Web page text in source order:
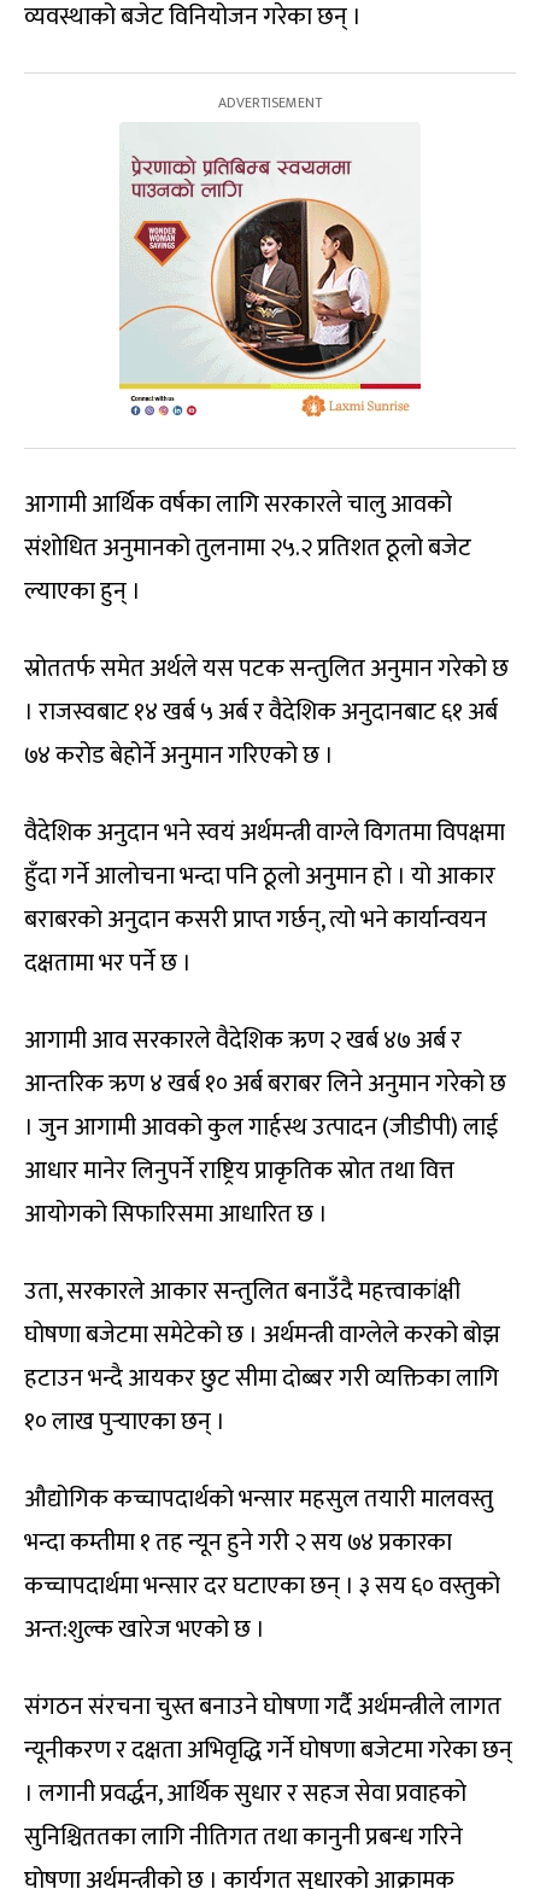
व्यवस्थाको बजेट विनियोजन गरेका छन् ।
आगामी आर्थिक वर्षका लागि सरकारले चालु आवको
संशोधित अनुमानको तुलनामा २५.२ प्रतिशत ठूलो बजेट
ल्याएका हुन् ।
स्रोततर्फ समेत अर्थले यस पटक सन्तुलित अनुमान गरेको छ
। राजस्वबाट १४ खर्ब ५ अर्ब र वैदेशिक अनुदानबाट ६१ अर्ब
७४ करोड बेहोर्ने अनुमान गरिएको छ ।
वैदेशिक अनुदान भने स्वयं अर्थमन्त्री वाग्ले विगतमा विपक्षमा
हुँदा गर्ने आलोचना भन्दा पनि ठूलो अनुमान हो । यो आकार
बराबरको अनुदान कसरी प्राप्त गर्छन्, त्यो भने कार्यान्वयन
दक्षतामा भर पर्ने छ ।
आगामी आव सरकारले वैदेशिक ऋण २ खर्ब ४७ अर्ब र
आन्तरिक ऋण ४ खर्ब १० अर्ब बराबर लिने अनुमान गरेको छ
। जुन आगामी आवको कुल गार्हस्थ उत्पादन (जीडीपी) लाई
आधार मानेर लिनुपर्ने राष्ट्रिय प्राकृतिक स्रोत तथा वित्त
आयोगको सिफारिसमा आधारित छ ।
उता, सरकारले आकार सन्तुलित बनाउँदै महत्त्वाकांक्षी
घोषणा बजेटमा समेटेको छ । अर्थमन्त्री वाग्लेले करको बोझ
हटाउन भन्दै आयकर छुट सीमा दोब्बर गरी व्यक्तिका लागि
१० लाख पुर्‍याएका छन् ।
औद्योगिक कच्चापदार्थको भन्सार महसुल तयारी मालवस्तु
भन्दा कम्तीमा १ तह न्यून हुने गरी २ सय ७४ प्रकारका
कच्चापदार्थमा भन्सार दर घटाएका छन् । ३ सय ६० वस्तुको
अन्त:शुल्क खारेज भएको छ ।
संगठन संरचना चुस्त बनाउने घोषणा गर्दै अर्थमन्त्रीले लागत
न्यूनीकरण र दक्षता अभिवृद्धि गर्ने घोषणा बजेटमा गरेका छन्
। लगानी प्रवर्द्धन, आर्थिक सुधार र सहज सेवा प्रवाहको
सुनिश्चिततका लागि नीतिगत तथा कानुनी प्रबन्ध गरिने
घोषणा अर्थमन्त्रीको छ । कार्यगत सुधारको आक्रामक